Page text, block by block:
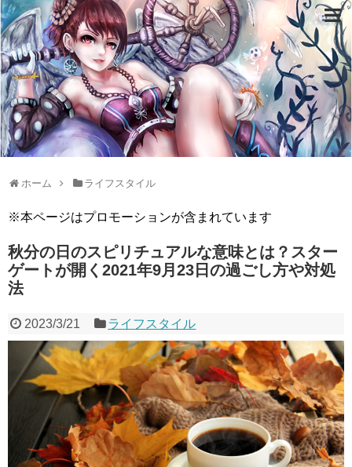
ホーム ライフスタイル
※本ページはプロモーションが含まれています
秋分の日のスピリチュアルな意味とは？スター
ゲートが開く2021年9月23日の過ごし方や対処
法
2023/3/21 ライフスタイル